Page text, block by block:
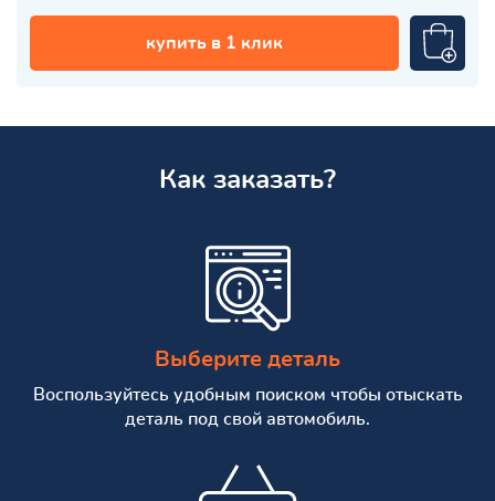
купить в 1 клик
Как заказать?
Выберите деталь
Воспользуйтесь удобным поиском чтобы отыскать
деталь под свой автомобиль.